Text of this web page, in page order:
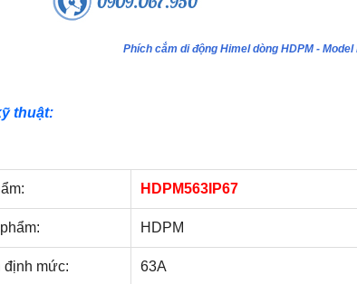
Ms.Châu
Phích cắm di động Himel dòng HDPM - Model
thuật:
HDPM563IP67
HDPM
định mức: 63A